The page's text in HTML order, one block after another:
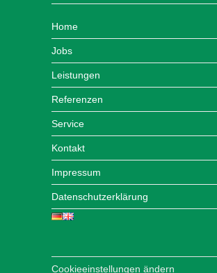
Home
Jobs
Leistungen
Referenzen
Service
Kontakt
Impressum
Datenschutzerklärung
Cookieeinstellungen ändern